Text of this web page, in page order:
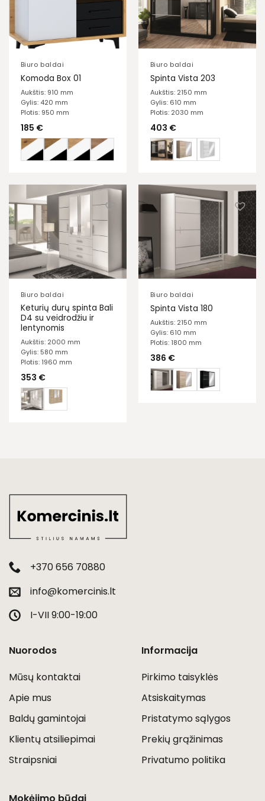
Biuro baldai
Komoda Box 01
Aukštis: 910 mm
Gylis: 420 mm
Plotis: 950 mm
185 €
Biuro baldai
Spinta Vista 203
Aukštis: 2150 mm
Gylis: 610 mm
Plotis: 2030 mm
403 €
Biuro baldai
Keturių durų spinta Bali
D4 su veidrodžiu ir
lentynomis
Aukštis: 2000 mm
Gylis: 580 mm
Plotis: 1960 mm
353 €
Biuro baldai
Spinta Vista 180
Aukštis: 2150 mm
Gylis: 610 mm
Plotis: 1800 mm
386 €
+370 656 70880
info@komercinis.lt
I-VII 9:00-19:00
Nuorodos
Mūsų kontaktai
Apie mus
Baldų gamintojai
Klientų atsiliepimai
Straipsniai
Informacija
Pirkimo taisyklės
Atsiskaitymas
Pristatymo sąlygos
Prekių grąžinimas
Privatumo politika